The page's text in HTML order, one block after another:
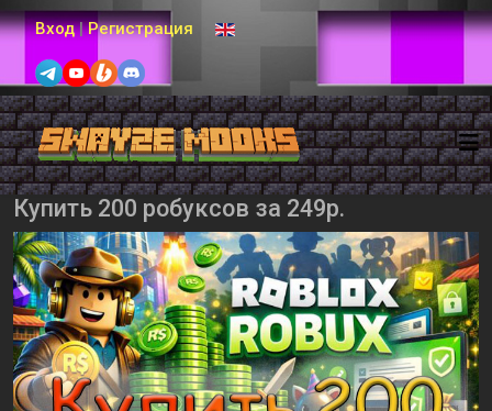
Вход | Регистрация Выберите язык
Купить 200 робуксов за 249р.